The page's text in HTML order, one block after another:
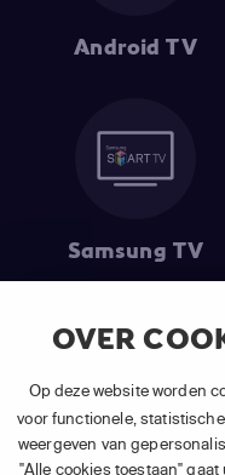
OVER
Op deze website worden
voor functionele,
weergeven van
"Alle cookies toestaan"
Android TV
Samsung TV
(1) De eerste 30 dagen
van
(2) Prijs
(3) Restart & Replayis